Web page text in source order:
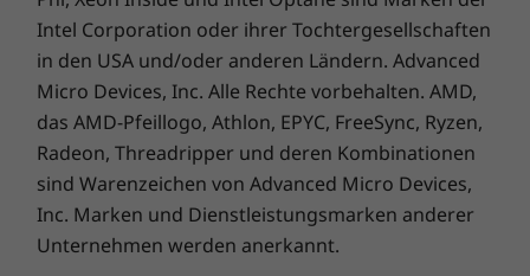
Intel Corporation oder ihrer Tochtergesellschaften
in den USA und/oder anderen Ländern. Advanced
Micro Devices, Inc. Alle Rechte vorbehalten. AMD,
das AMD-Pfeillogo, Athlon, EPYC, FreeSync, Ryzen,
Radeon, Threadripper und deren Kombinationen
sind Warenzeichen von Advanced Micro Devices,
Inc. Marken und Dienstleistungsmarken anderer
Unternehmen werden anerkannt.